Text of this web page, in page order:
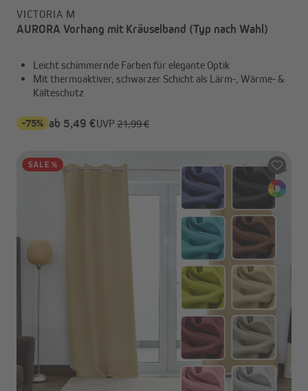
VICTORIA M
AURORA Vorhang mit Kräuselband (Typ nach Wahl)
Leicht schimmernde Farben für elegante Optik
Mit thermoaktiver, schwarzer Schicht als Lärm-, Wärme- &
Kälteschutz
-75% ab 5,49 €UVP 21,99 €